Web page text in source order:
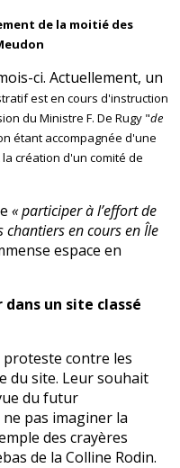
de la moitié des
ci. Actuellement, un
est en cours d'instruction
du Ministre F. De Rugy "de
étant accompagnée d'une
création d'un comité de
« participer à l’effort de
en cours en Île
espace en
un site classé
proteste contre les
du site. Leur souhait
du futur
pas imaginer la
des crayères
de la Colline Rodin.